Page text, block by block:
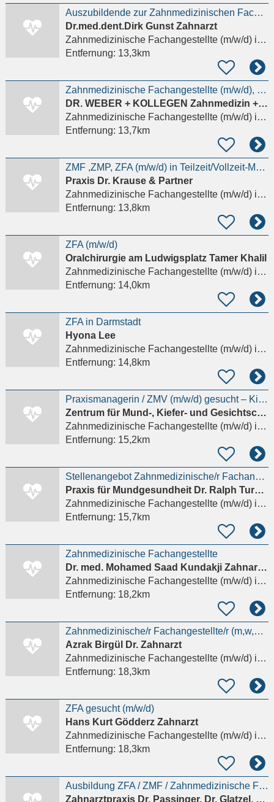
Auszubildende zur Zahnmedizinischen Fachangestellten (ZMF/ZFA) (m/w/d) gesucht
Dr.med.dent.Dirk Gunst Zahnarzt
Zahnmedizinische Fachangestellte (m/w/d)in Harxheim
Entfernung: 13,3km
Zahnmedizinische Fachangestellte (m/w/d), ZMF oder ZMP mit Schwerpunkt Prophylaxe
DR. WEBER + KOLLEGEN Zahnmedizin + Oralchirurgie
Zahnmedizinische Fachangestellte (m/w/d)in Darmstadt
Entfernung: 13,7km
ZMF ,ZMP, ZFA (m/w/d) in Teilzeit/Vollzeit-Modautal
Praxis Dr. Krause & Partner
Zahnmedizinische Fachangestellte (m/w/d)in Darmstadt
Entfernung: 13,8km
ZFA (m/w/d)
Oralchirurgie am Ludwigsplatz Tamer Khalil
Zahnmedizinische Fachangestellte (m/w/d)in Darmstadt
Entfernung: 14,0km
ZFA in Darmstadt
Hyona Lee
Zahnmedizinische Fachangestellte (m/w/d)in Darmstadt
Entfernung: 14,8km
Praxismanagerin / ZMV (m/w/d) gesucht – Kieferorthoädische Fachpraxis. Ab dem 01.10.2026 |
Zentrum für Mund-, Kiefer- und Gesichtschirurgie und Kieferorthopädie GbR
Zahnmedizinische Fachangestellte (m/w/d)in Mainz
Entfernung: 15,2km
Stellenangebot Zahnmedizinische/r Fachangestellte/r in Vollzeit oder Teilzeit in Mainz
Praxis für Mundgesundheit Dr. Ralph Turobin
Zahnmedizinische Fachangestellte (m/w/d)in Mainz, Ebersheim
Entfernung: 15,7km
Zahnmedizinische Fachangestellte
Dr. med. Mohamed Saad Kundakji Zahnarztpraxis
Zahnmedizinische Fachangestellte (m/w/d)in Mainz
Entfernung: 18,2km
Zahnmedizinische/r Fachangestellte/r (m,w,d) in Mainz-Bretzenheim für PZR
Azrak Birgül Dr. Zahnarzt
Zahnmedizinische Fachangestellte (m/w/d)in Mainz
Entfernung: 18,3km
ZFA gesucht (m/w/d)
Hans Kurt Gödderz Zahnarzt
Zahnmedizinische Fachangestellte (m/w/d)in Mainz
Entfernung: 18,3km
Ausbildung ZFA / ZMF / Zahnmedizinische Fachangestellte (w/m/d) Zahnarzthelferin Azubi
Zahnarztpraxis Dr. Passinger, Dr. Glatzel, ZA Schäfer